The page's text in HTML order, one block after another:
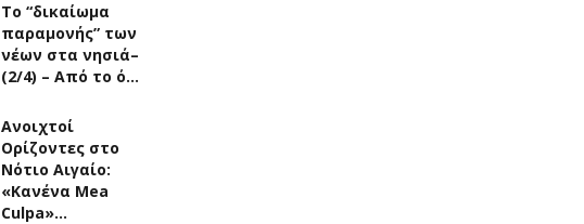
Το “δικαίωμα
παραμονής” των
νέων στα νησιά–
(2/4) – Από το ό…
Ανοιχτοί
Ορίζοντες στο
Νότιο Αιγαίο:
«Κανένα Mea
Culpa»…